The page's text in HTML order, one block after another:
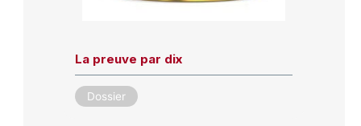
La preuve par dix
Dossier